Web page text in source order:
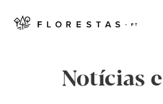
Notícias